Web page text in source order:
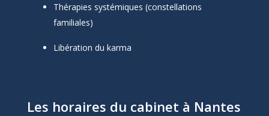
Thérapies systémiques (constellations
familiales)
Libération du karma
Les horaires du cabinet à Nantes